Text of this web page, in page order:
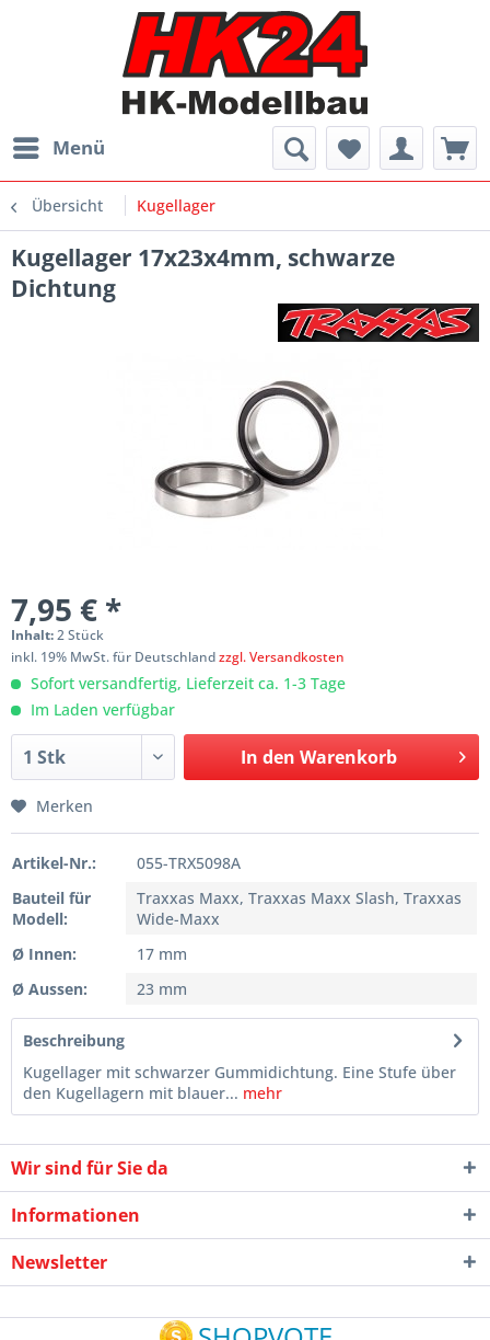
Menü
Übersicht Kugellager
Kugellager 17x23x4mm, schwarze
Dichtung
7,95 € *
Inhalt:2 Stück
inkl. 19% MwSt. für Deutschlandzzgl. Versandkosten
Sofort versandfertig, Lieferzeit ca. 1-3 Tage
Im Laden verfügbar
In den Warenkorb
Merken
Artikel-Nr.:
055-TRX5098A
Bauteil für
Modell:
Traxxas Maxx, Traxxas Maxx Slash, Traxxas
Wide-Maxx
Ø Innen:
17 mm
Ø Aussen:
23 mm
Beschreibung
Kugellager mit schwarzer Gummidichtung. Eine Stufe über
den Kugellagern mit blauer... mehr
Wir sind für Sie da
Informationen
Newsletter